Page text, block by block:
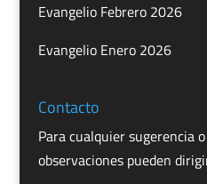
Evangelio Febrero 2026
Evangelio Enero 2026
Contacto
Para cualquier sugerencia
observaciones pueden